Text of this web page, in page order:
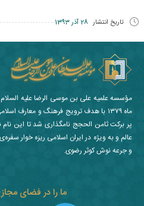
تاریخ انتشار 28 آذر 1393
ما را در فضای
مؤسسه علمیه علی بن موسی الرضا علیه السلام
ماه ۱۳۷۹ با هدف ترویج فرهنگ و معارف
پر برکت ثامن الحجج نامگذاری شد تا این
عالم و به ویژه در ایران اسلامی ریزه خوار
و جرعه نوش کوثر رضوی.